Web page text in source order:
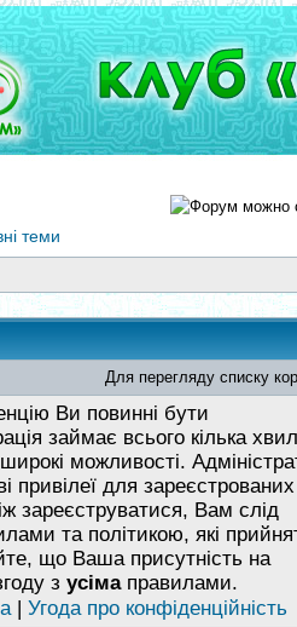
теми
Для перегляду списку
Ви повинні бути
займає всього кілька
можливості.
привілеї для зареєстрованих
зареєструватися, Вам слід
та політикою, які
що Ваша присутність на
з усімаправилами.
| Угода про конфіденційність